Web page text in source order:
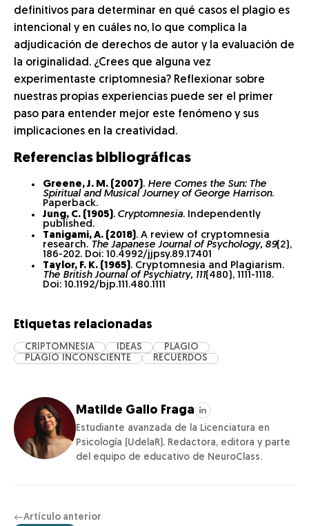
definitivos para determinar en qué casos el plagio es
intencional y en cuáles no, lo que complica la
adjudicación de derechos de autor y la evaluación de
la originalidad. ¿Crees que alguna vez
experimentaste criptomnesia? Reflexionar sobre
nuestras propias experiencias puede ser el primer
paso para entender mejor este fenómeno y sus
implicaciones en la creatividad.
Referencias bibliográficas
Greene, J. M. (2007). Here Comes the Sun: The
Spiritual and Musical Journey of George Harrison.
Paperback.
Jung, C. (1905). Cryptomnesia. Independently
published.
Tanigami, A. (2018). A review of cryptomnesia
research. The Japanese Journal of Psychology, 89(2),
186-202. Doi: 10.4992/jjpsy.89.17401
Taylor, F. K. (1965). Cryptomnesia and Plagiarism.
The British Journal of Psychiatry, 111(480), 1111-1118.
Doi: 10.1192/bjp.111.480.1111
Etiquetas relacionadas
CRIPTOMNESIA IDEAS
PLAGIO
PLAGIO INCONSCIENTE
RECUERDOS
Matilde Gallo Fraga
Estudiante avanzada de la Licenciatura en
Psicología (UdelaR). Redactora, editora y parte
del equipo de educativo de NeuroClass.
←Artículo anterior